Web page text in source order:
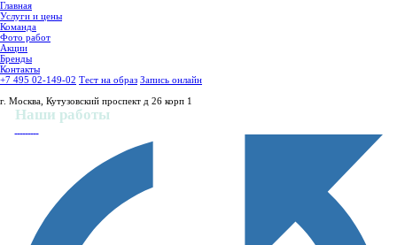
Главная
Услуги и цены
Команда
Фото работ
Акции
Бренды
Контакты
+7 495 02-149-02 Тест на образ Запись онлайн
г. Москва, Кутузовский проспект д 26 корп 1
Наши работы